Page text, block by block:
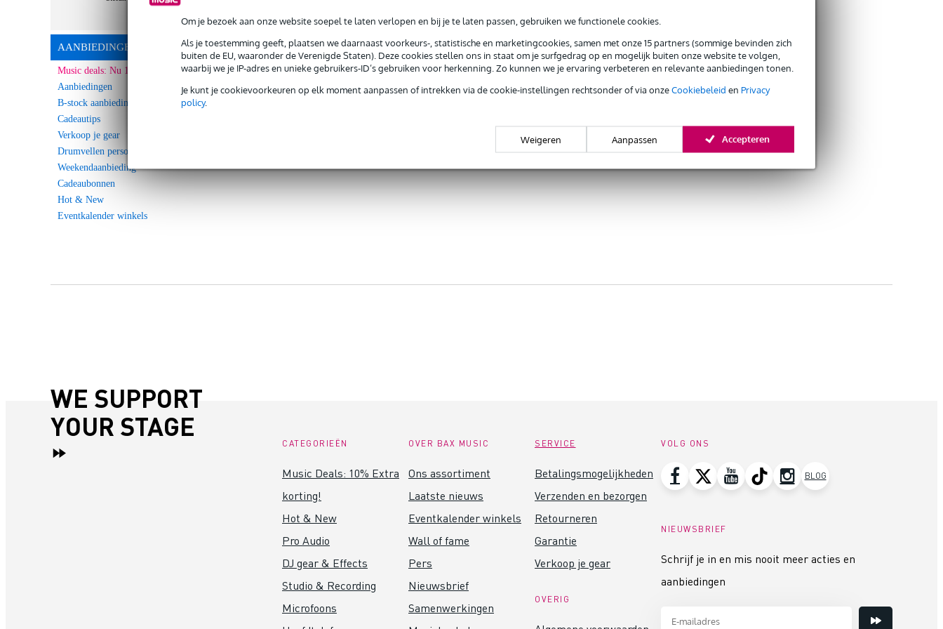
Om je bezoek aan onze website soepel te laten verlopen en bij je te laten passen, gebruiken we functionele cookies.
Als je toestemming geeft, plaatsen we daarnaast voorkeurs-, statistische en marketingcookies, samen met onze 15 partners (sommige bevinden zich
buiten de EU, waaronder de Verenigde Staten). Deze cookies stellen ons in staat om je surfgedrag op en mogelijk buiten onze website te volgen,
waarbij we je IP-adres en unieke gebruikers-ID’s gebruiken voor herkenning. Zo kunnen we je ervaring verbeteren en relevante aanbiedingen tonen.
Je kunt je cookievoorkeuren op elk moment aanpassen of intrekken via de cookie-instellingen rechtsonder of via onzeCookiebeleid en Privacy
policy.
Weigeren Aanpassen Accepteren
AANBIEDINGEN
Music deals: Nu 10% Extra korting!
Aanbiedingen
B-stock aanbiedingen
Cadeautips
Verkoop je gear
Drumvellen personaliseren
Weekendaanbieding
Cadeaubonnen
Hot & New
Eventkalender winkels
WE SUPPORT
YOUR STAGE
CATEGORIEËN
Music Deals: 10% Extra
korting!
Hot & New
Pro Audio
DJ gear & Effects
Studio & Recording
Microfoons
OVER BAX MUSIC
Ons assortiment
Laatste nieuws
Eventkalender winkels
Wall of fame
Pers
Nieuwsbrief
Samenwerkingen
SERVICE
Betalingsmogelijkheden
Verzenden en bezorgen
Retourneren
Garantie
Verkoop je gear
OVERIG
VOLG ONS
BLOG
NIEUWSBRIEF
Schrijf je in en mis nooit meer acties en
aanbiedingen